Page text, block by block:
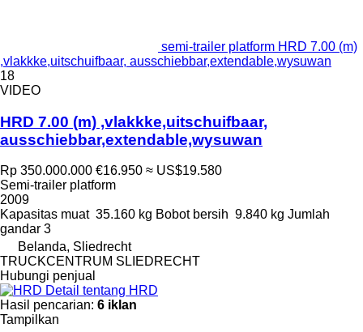
semi-trailer platform HRD 7.00 (m)
,vlakkke,uitschuifbaar, ausschiebbar,extendable,wysuwan
18
VIDEO
HRD 7.00 (m) ,vlakkke,uitschuifbaar,
ausschiebbar,extendable,wysuwan
Rp 350.000.000 €16.950 ≈ US$19.580
Semi-trailer platform
2009
Kapasitas muat 35.160 kg Bobot bersih 9.840 kg Jumlah
gandar 3
Belanda, Sliedrecht
TRUCKCENTRUM SLIEDRECHT
Hubungi penjual
Detail tentang HRD
Hasil pencarian: 6 iklan
Tampilkan